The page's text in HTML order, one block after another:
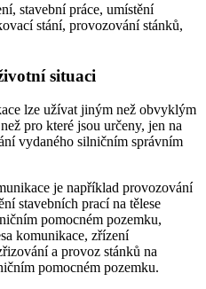
stavební práce, umístění
stání, provozování stánků,
situaci
lze užívat jiným než obvyklým
pro které jsou určeny, jen na
vydaného silničním správním
je například provozování
stavebních prací na tělese
pomocném pozemku,
komunikace, zřízení
a provoz stánků na
pomocném pozemku.